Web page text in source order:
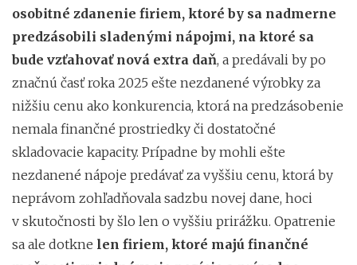
osobitné zdanenie firiem, ktoré by sa nadmerne
predzásobili sladenými nápojmi, na ktoré sa
bude vzťahovať nová extra daň, a predávali by po
značnú časť roka 2025 ešte nezdanené výrobky za
nižšiu cenu ako konkurencia, ktorá na predzásobenie
nemala finančné prostriedky či dostatočné
skladovacie kapacity. Prípadne by mohli ešte
nezdanené nápoje predávať za vyššiu cenu, ktorá by
neprávom zohľadňovala sadzbu novej dane, hoci
v skutočnosti by šlo len o vyššiu prirážku. Opatrenie
sa ale dotkne len firiem, ktoré majú finančné